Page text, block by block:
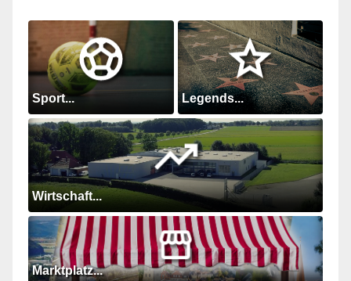
Sport... Legends...
Wirtschaft...
Marktplatz...